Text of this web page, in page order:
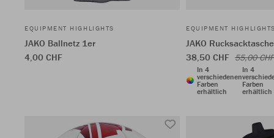
EQUIPMENT HIGHLIGHTS
JAKO Ballnetz 1er
4,00 CHF
EQUIPMENT
JAKO
38,50 CHF 55,00 CHF
In 4
verschiedenen
Farben
erhältlich
In 4
Farben
erhältlich